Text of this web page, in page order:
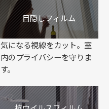
目隠しフィルム
気になる視線をカット。室
内のプライバシーを守りま
す。